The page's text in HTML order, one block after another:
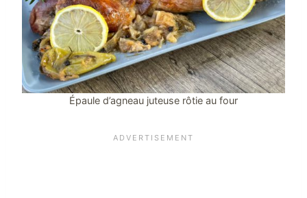
Épaule d’agneau juteuse rôtie au four